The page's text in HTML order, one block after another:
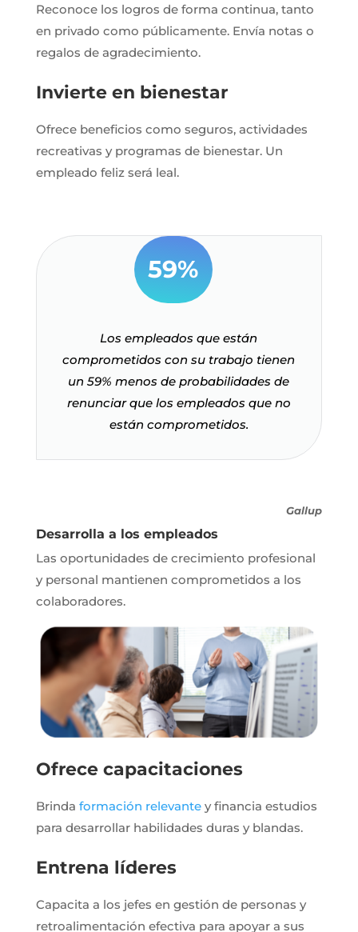
Reconoce los logros de forma continua, tanto
en privado como públicamente. Envía notas o
regalos de agradecimiento.
Invierte en bienestar
Ofrece beneficios como seguros, actividades
recreativas y programas de bienestar. Un
empleado feliz será leal.
59%
Los empleados que están
comprometidos con su trabajo tienen
un 59% menos de probabilidades de
renunciar que los empleados que no
están comprometidos.
Gallup
Desarrolla a los empleados
Las oportunidades de crecimiento profesional
y personal mantienen comprometidos a los
colaboradores.
Ofrece capacitaciones
Brinda formación relevantey financia estudios
para desarrollar habilidades duras y blandas.
Entrena líderes
Capacita a los jefes en gestión de personas y
retroalimentación efectiva para apoyar a sus